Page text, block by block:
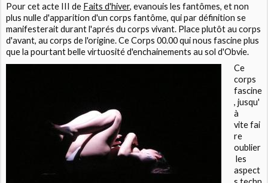
Pour cet acte III de Faits d'hiver, evanouis les fantômes, et non
plus nulle d'apparition d'uncorps fantôme, qui par définition se
manifesterait durant l'aprés du corps vivant. Place plutôt au corps
d'avant, au corps de l'origine. CeCorps 00.00qui nous fascine plus
que la pourtant belle virtuosité d'enchainements au sol d'Obvie.
Ce
corps
fascine
, jusqu'
à
vite fai
re
oublier
les
aspect